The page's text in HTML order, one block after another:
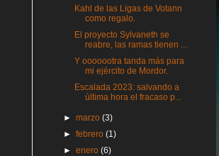
Kahl de las Ligas de Votann
como regalo.
El proyecto Sylvaneth se
reabre, las ramas tienen ...
Y ooooootra tanda más para
mi ejército de Mordor.
Escalada 2023: salvando a
última hora el fracaso p...
►marzo(3)
►febrero(1)
►enero(6)